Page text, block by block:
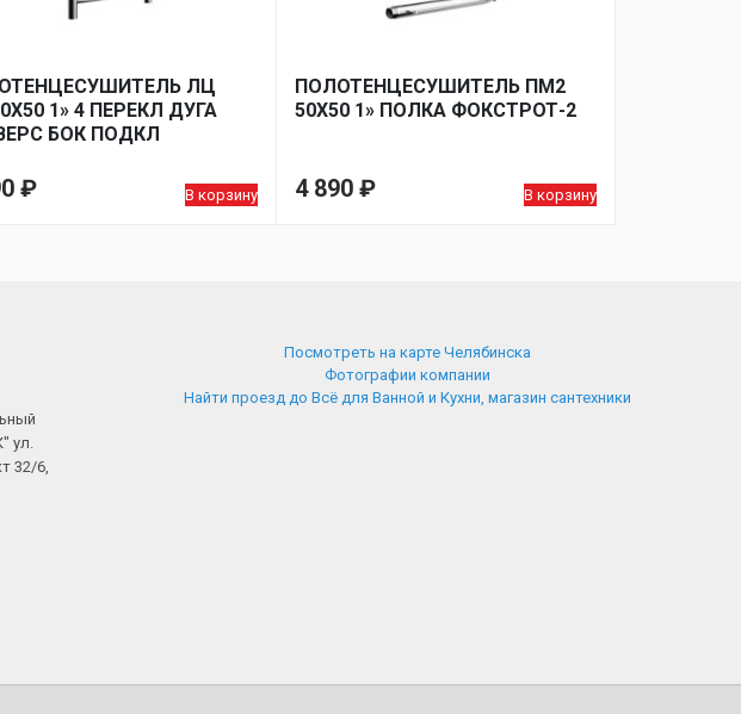
ЛЦ
1» 4 ПЕРЕКЛ ДУГА
БОК ПОДКЛ
₽ В корзину
ПОЛОТЕНЦЕСУШИТЕЛЬ ПМ2
50Х50 1» ПОЛКА ФОКСТРОТ-2
4 890 ₽ В корзину
ул.
32/6,
Посмотреть на карте Челябинска
Фотографии компании
Найти проезд до Всё для Ванной и Кухни, магазин сантехники